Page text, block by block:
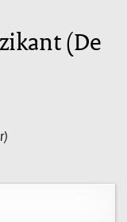
(De